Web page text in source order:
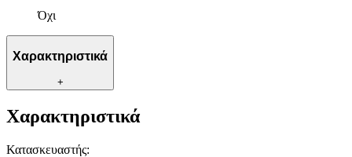
Όχι
Χαρακτηριστικά
+
Χαρακτηριστικά
Κατασκευαστής: